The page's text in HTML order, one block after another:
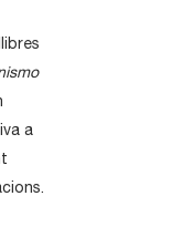
a